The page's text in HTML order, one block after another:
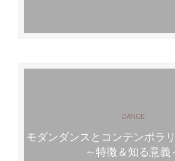
DANCE
モダンダンスとコンテンポ
～特徴＆知る意義